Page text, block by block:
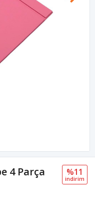
4 Parça %11
i̇ndi̇ri̇m